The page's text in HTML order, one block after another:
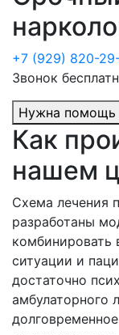
+7 (929) 820-
Звонок
Нужна помощь
Как
нашем
Схема лечения
разработаны
комбинировать
ситуации и
достаточно
амбулаторного